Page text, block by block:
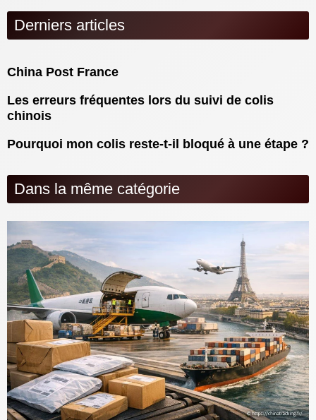
Derniers articles
China Post France
Les erreurs fréquentes lors du suivi de colis
chinois
Pourquoi mon colis reste-t-il bloqué à une étape ?
Dans la même catégorie